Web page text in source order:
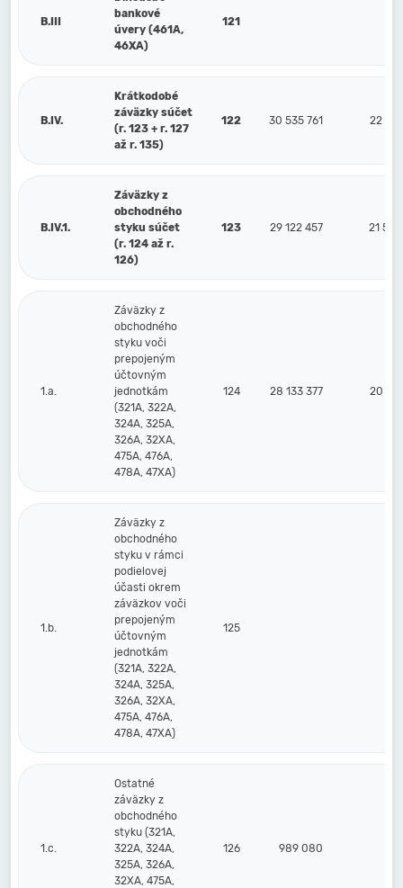
B.III
bankové
úvery (461A,
46XA)
121
B.IV.
Krátkodobé
záväzky súčet
(r. 123 + r. 127
až r. 135)
122 30 535 761 22
B.IV.1.
Záväzky z
obchodného
styku súčet
(r. 124 až r.
126)
123 29 122 457 21
1.a.
Záväzky z
obchodného
styku voči
prepojeným
účtovným
jednotkám
(321A, 322A,
324A, 325A,
326A, 32XA,
475A, 476A,
478A, 47XA)
124 28 133 377 20
1.b.
Záväzky z
obchodného
styku v rámci
podielovej
účasti okrem
záväzkov voči
prepojeným
účtovným
jednotkám
(321A, 322A,
324A, 325A,
326A, 32XA,
475A, 476A,
478A, 47XA)
125
1.c.
Ostatné
záväzky z
obchodného
styku (321A,
322A, 324A,
325A, 326A,
32XA, 475A,
126 989 080